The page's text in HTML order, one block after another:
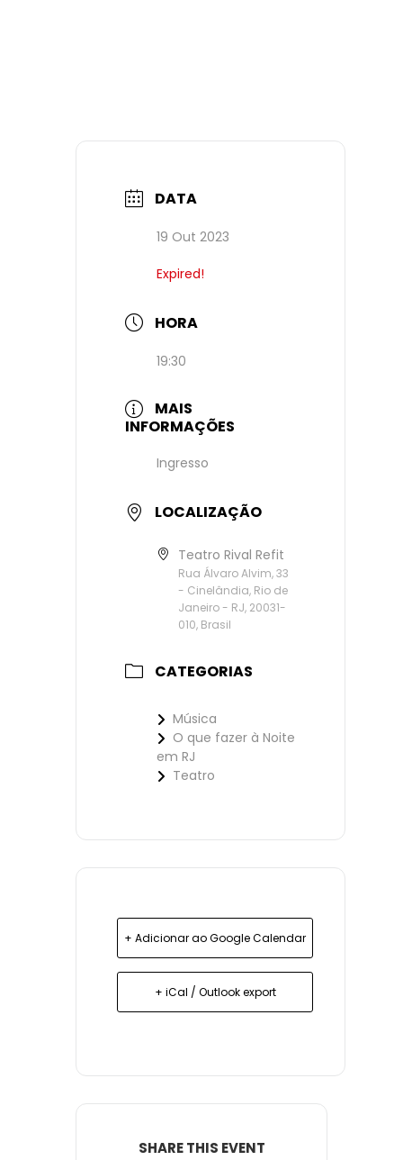
DATA
19 Out 2023
Expired!
HORA
19:30
MAIS
INFORMAÇÕES
Ingresso
LOCALIZAÇÃO
Teatro Rival Refit
Rua Álvaro Alvim, 33
- Cinelândia, Rio de
Janeiro - RJ, 20031-
010, Brasil
CATEGORIAS
Música
O que fazer à Noite
em RJ
Teatro
+ Adicionar ao Google Calendar
+ iCal / Outlook export
SHARE THIS EVENT